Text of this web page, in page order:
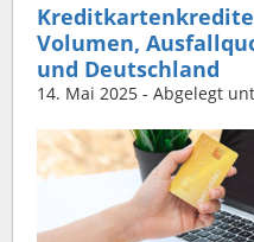
Kreditkartenkredite
Volumen,
und Deutschland
14. Mai 2025 - Abgelegt